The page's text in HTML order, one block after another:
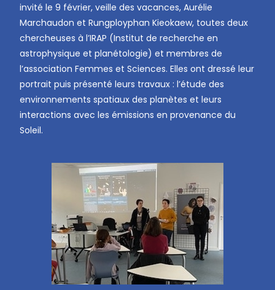
invité le 9 février, veille des vacances, Aurélie
Marchaudon et Rungployphan Kieokaew, toutes deux
chercheuses à l’IRAP (Institut de recherche en
astrophysique et planétologie) et membres de
l’association Femmes et Sciences. Elles ont dressé leur
portrait puis présenté leurs travaux : l’étude des
environnements spatiaux des planètes et leurs
interactions avec les émissions en provenance du
Soleil.